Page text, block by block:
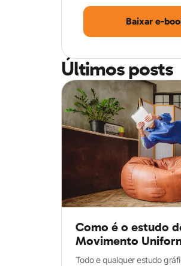
Baixar e-
Últimos posts
Como é o estudo
Movimento
Todo e qualquer estudo